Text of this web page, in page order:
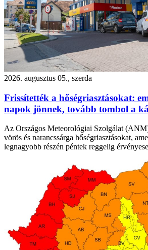
2026. augusztus 05., szerda
Frissítették a hőségriasztásokat:
napok jönnek, tovább tombol a
Az Országos Meteorológiai Szolgálat
vörös és narancssárga hőségriasztásokat,
legnagyobb részén péntek reggelig